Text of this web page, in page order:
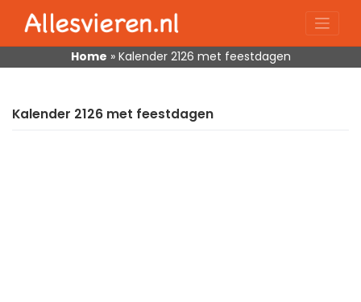
content
Home » Kalender 2126 met feestdagen
Kalender 2126 met feestdagen